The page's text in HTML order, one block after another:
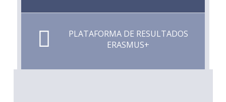
PLATAFORMA DE RESULTADOS
ERASMUS+